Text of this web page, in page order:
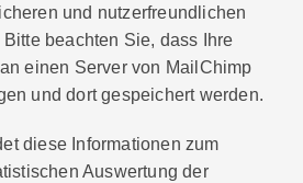
und nutzerfreundlichen
beachten Sie, dass Ihre
einen Server von MailChimp
und dort gespeichert werden.
diese Informationen zum
Auswertung der